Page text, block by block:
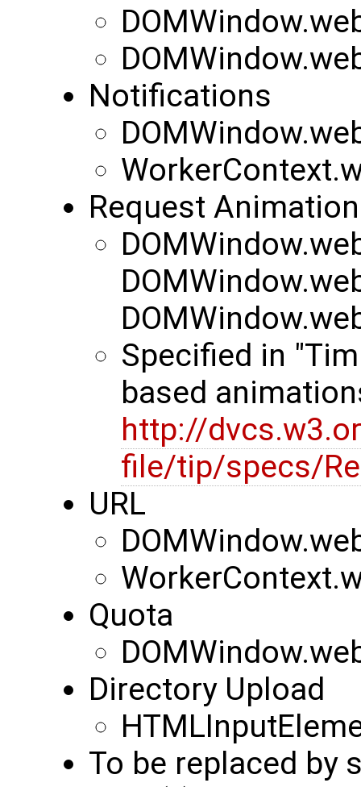
Notifications
Request
Specified in
based
http://
file/tip/specs/
URL
Quota
Directory Upload
To be replaced by